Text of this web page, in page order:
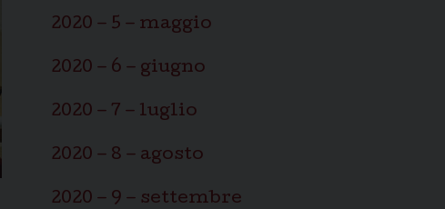
2020 – 5 – maggio
2020 – 6 – giugno
2020 – 7 – luglio
2020 – 8 – agosto
2020 – 9 – settembre